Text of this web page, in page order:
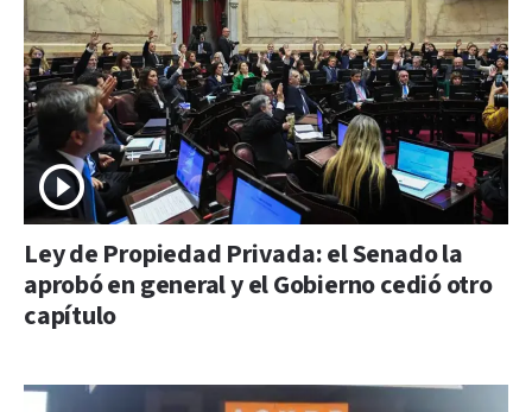
Ley de Propiedad Privada: el Senado la
aprobó en general y el Gobierno cedió otro
capítulo